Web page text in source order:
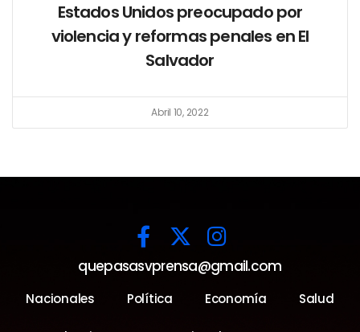
Estados Unidos preocupado por
violencia y reformas penales en El
Salvador
Abril 10, 2022
quepasasvprensa@gmail.com
Nacionales Política Economía Salud